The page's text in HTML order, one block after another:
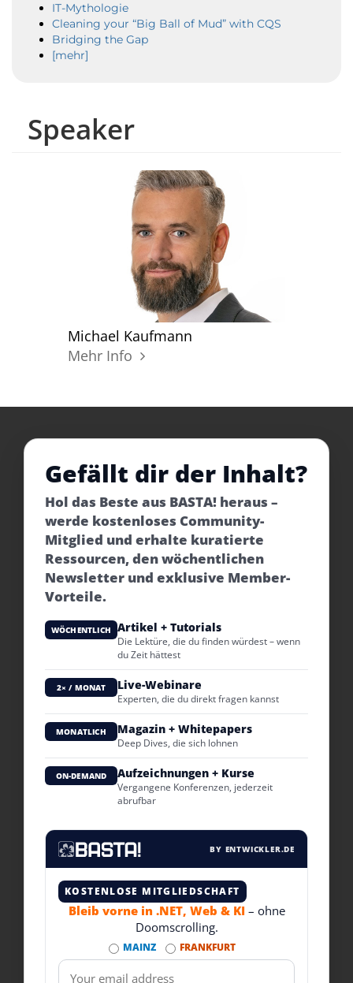
Speaker
Michael Kaufmann
Mehr Info
IT-Mythologie
Cleaning your “Big Ball of Mud” with CQS
Bridging the Gap
[mehr]
Gefällt dir der Inhalt?
Hol das Beste aus BASTA! heraus –
werde kostenloses Community-
Mitglied und erhalte kuratierte
Ressourcen, den wöchentlichen
Newsletter und exklusive Member-
Vorteile.
WÖCHENTLICH Artikel + Tutorials
Die Lektüre, die du finden würdest – wenn
du Zeit hättest
2× / MONAT Live-Webinare
Experten, die du direkt fragen kannst
MONATLICH Magazin + Whitepapers
Deep Dives, die sich lohnen
ON-DEMAND Aufzeichnungen + Kurse
Vergangene Konferenzen, jederzeit
abrufbar
BY ENTWICKLER.DE
KOSTENLOSE MITGLIEDSCHAFT
Bleib vorne in .NET, Web & KI – ohne
Doomscrolling.
MAINZ FRANKFURT